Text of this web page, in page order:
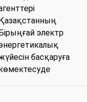
электр
басқаруға